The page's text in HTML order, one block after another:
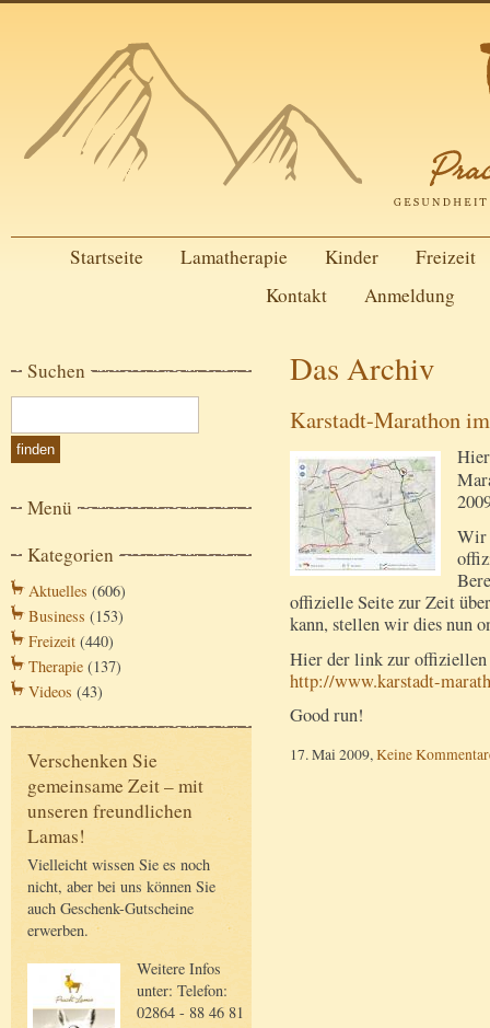
Startseite Lamatherapie Kinder
Freizeit
Kontakt
Anmeldung
Suchen
Menü
Kategorien
Aktuelles (606)
Business (153)
Freizeit (440)
Therapie (137)
Videos (43)
Verschenken Sie
gemeinsame Zeit – mit
unseren freundlichen
Lamas!
Vielleicht wissen Sie es noch
nicht, aber bei uns können Sie
auch Geschenk-Gutscheine
erwerben.
Weitere Infos
unter: Telefon:
02864 - 88 46 81
Das Archiv
Karstadt-Marathon
Wir
offizielle Seite zur Zeit
kann, stellen wir dies nun
Hier der link zur offiziellen
http://www.karstadt-
Good run!
17. Mai 2009, Keine